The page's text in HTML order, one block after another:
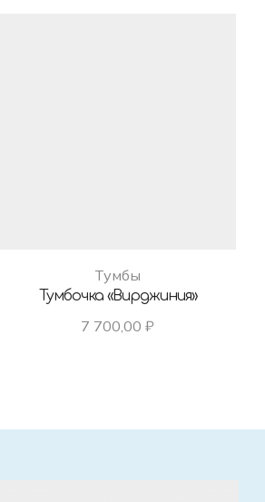
Тумбы
Тумбочка «Вирджиния»
7 700,00₽